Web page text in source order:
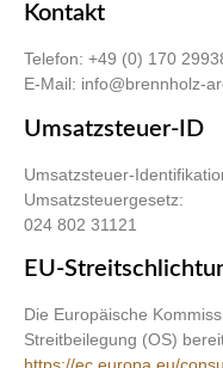
Kontakt
Telefon: +49 (0) 170
E-Mail: info@brennholz-
Umsatzsteuer-ID
Umsatzsteuer-
Umsatzsteuergesetz:
024 802 31121
EU-
Die Europäische
Streitbeilegung (OS)